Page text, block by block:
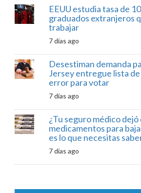
EEUU estudia tasa de
graduados extranjeros
trabajar
7 días ago
Desestiman demanda
Jersey entregue lista
error para votar
7 días ago
¿Tu seguro médico
medicamentos para
es lo que necesitas
7 días ago